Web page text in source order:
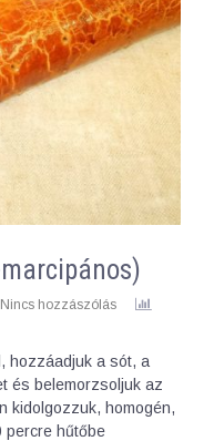
Nincs hozzászólás
hozzáadjuk a sót, a
és belemorzsoljuk az
kidolgozzuk, homogén,
percre hűtőbe